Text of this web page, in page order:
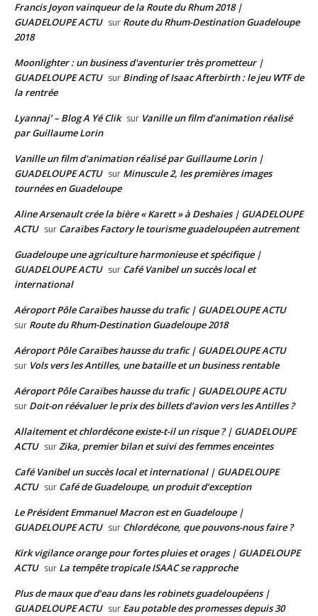
Francis Joyon vainqueur de la Route du Rhum 2018 |
GUADELOUPE ACTU sur Route du Rhum-Destination Guadeloupe
2018
Moonlighter : un business d'aventurier très prometteur |
GUADELOUPE ACTU sur Binding of Isaac Afterbirth : le jeu WTF de
la rentrée
Lyannaj’ – Blog A Yé Clik sur Vanille un film d’animation réalisé
par Guillaume Lorin
Vanille un film d'animation réalisé par Guillaume Lorin |
GUADELOUPE ACTU sur Minuscule 2, les premières images
tournées en Guadeloupe
Aline Arsenault crée la bière « Karett » à Deshaies | GUADELOUPE
ACTU sur Caraïbes Factory le tourisme guadeloupéen autrement
Guadeloupe une agriculture harmonieuse et spécifique |
GUADELOUPE ACTU sur Café Vanibel un succès local et
international
Aéroport Pôle Caraïbes hausse du trafic | GUADELOUPE ACTU
sur Route du Rhum-Destination Guadeloupe 2018
Aéroport Pôle Caraïbes hausse du trafic | GUADELOUPE ACTU
sur Vols vers les Antilles, une bataille et un business rentable
Aéroport Pôle Caraïbes hausse du trafic | GUADELOUPE ACTU
sur Doit-on réévaluer le prix des billets d’avion vers les Antilles ?
Allaitement et chlordécone existe-t-il un risque ? | GUADELOUPE
ACTU surZika, premier bilan et suivi des femmes enceintes
Café Vanibel un succès local et international | GUADELOUPE
ACTU sur Café de Guadeloupe, un produit d’exception
Le Président Emmanuel Macron est en Guadeloupe |
GUADELOUPE ACTU sur Chlordécone, que pouvons-nous faire ?
Kirk vigilance orange pour fortes pluies et orages | GUADELOUPE
ACTU sur La tempête tropicale ISAAC se rapproche
Plus de maux que d’eau dans les robinets guadeloupéens |
GUADELOUPE ACTU sur Eau potable des promesses depuis 30